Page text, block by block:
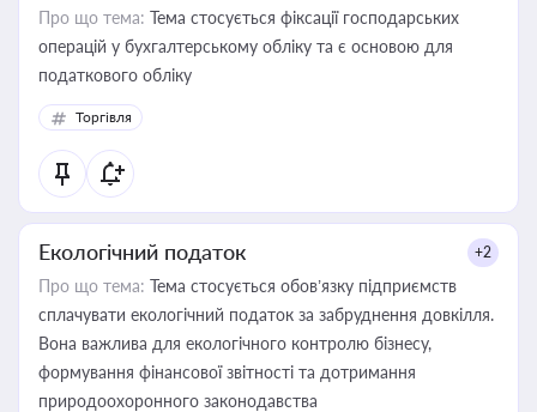
Про що тема: Тема стосується фіксації господарських
операцій у бухгалтерському обліку та є основою для
податкового обліку
Торгівля
Екологічний податок +2
Про що тема: Тема стосується обов’язку підприємств
сплачувати екологічний податок за забруднення довкілля.
Вона важлива для екологічного контролю бізнесу,
формування фінансової звітності та дотримання
природоохоронного законодавства